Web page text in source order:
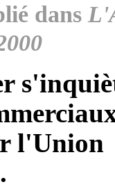
dans
l'Union